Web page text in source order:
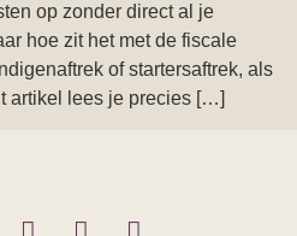
op zonder direct al je
hoe zit het met de fiscale
of startersaftrek, als
artikel lees je precies […]